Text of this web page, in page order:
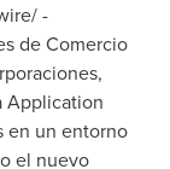
-
de Comercio
Application
en un entorno
el nuevo